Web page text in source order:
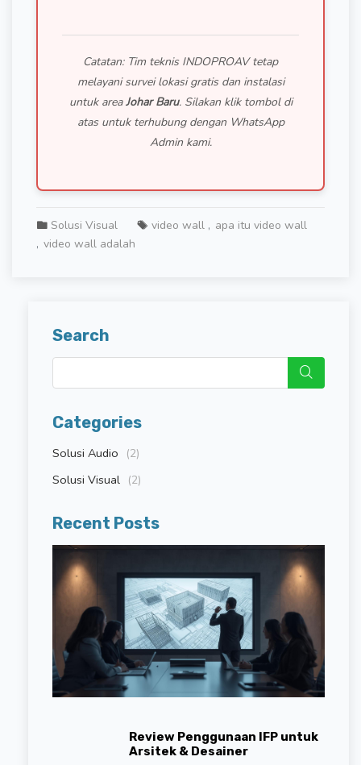
Catatan: Tim teknis INDOPROAV tetap
melayani survei lokasi gratis dan instalasi
untuk areaJohar Baru. Silakan klik tombol di
atas untuk terhubung dengan WhatsApp
Admin kami.
Solusi Visual video wall
apa itu video wall
video wall adalah
Search
Categories
Solusi Audio (2)
Solusi Visual (2)
Recent Posts
Review Penggunaan IFP untuk
Arsitek & Desainer